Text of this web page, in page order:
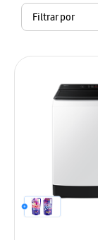
Filtrar por